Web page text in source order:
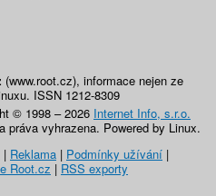
(www.root.cz), informace nejen ze
ISSN 1212-8309
© 1998 – 2026 Internet Info, s.r.o.
práva vyhrazena. Powered by Linux.
| Reklama | Podmínky užívání |
Root.cz | RSS exporty